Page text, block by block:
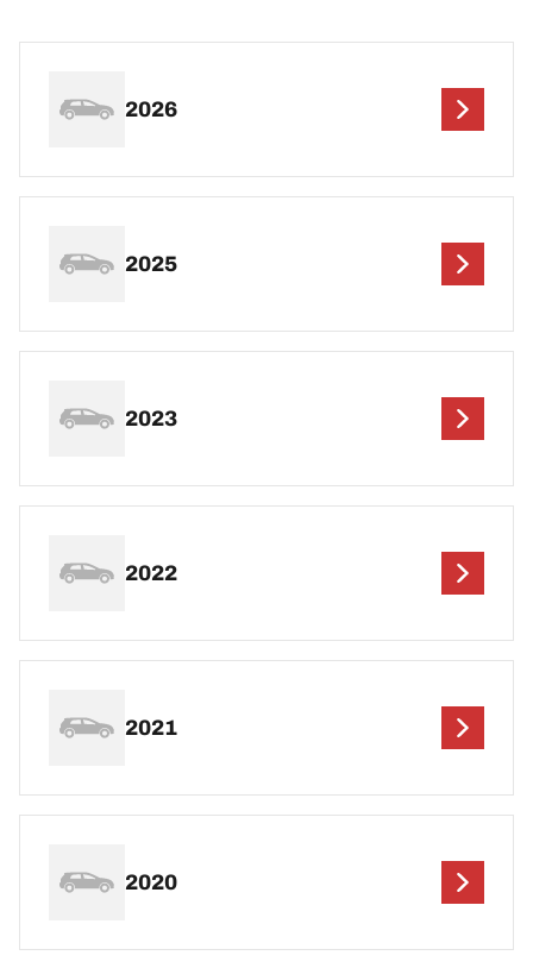
2026
2025
2023
2022
2021
2020